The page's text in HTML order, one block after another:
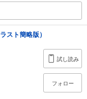
スト簡略版）
試し読み
フォロー